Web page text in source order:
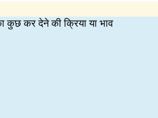
कर देने की क्रिया या भाव